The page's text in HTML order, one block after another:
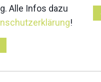
am Samstag
am Samstag
Alle Infos dazu
!